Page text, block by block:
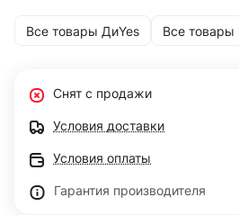
Все товары ДиYes Все товары
Снят с продажи
Условия доставки
Условия оплаты
Гарантия производителя